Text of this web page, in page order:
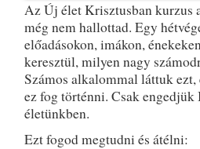
Az Új élet Krisztusban kurzus
még nem hallottad. Egy
előadásokon, imákon,
keresztül, milyen nagy
Számos alkalommal láttuk
ez fog történni. Csak
életünkben.
Ezt fogod megtudni és átélni: